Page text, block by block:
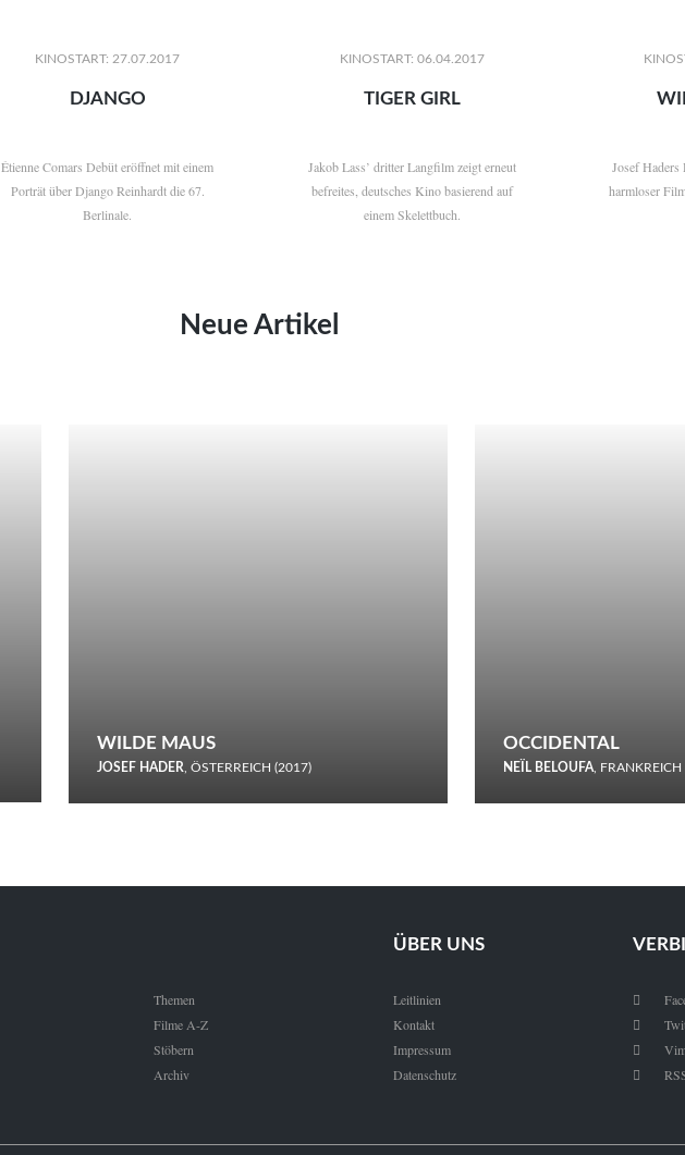
KINOSTART: 27.07.2017
DJANGO
Étienne Comars Debüt eröffnet mit einem
Porträt über Django Reinhardt die 67.
Berlinale.
KINOSTART: 06.04.2017
TIGER GIRL
Jakob Lass’ dritter Langfilm zeigt erneut
befreites, deutsches Kino basierend auf
einem Skelettbuch.
Josef Haders
harmloser
Neue Artikel
WILDE MAUS
JOSEF HADER, ÖSTERREICH (2017)
Schnee.
OCCIDENTAL
NEÏL BELOUFA, FRANKREICH
Themen
Filme A-Z
Stöbern
Archiv
ÜBER UNS
Leitlinien
Kontakt
Impressum
Datenschutz



